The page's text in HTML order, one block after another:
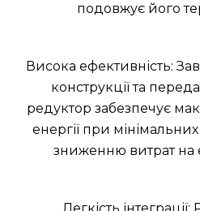
подовжує його
Висока ефективність:
конструкції та
редуктор забезпечує
енергії при
зниженню витрат на